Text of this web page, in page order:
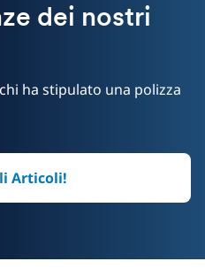
dei nostri
ha stipulato una polizza
Articoli!